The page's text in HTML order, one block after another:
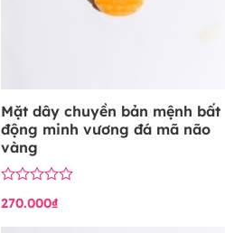
Mặt dây chuyền bản mệnh bất
động minh vương đá mã não
vàng
Được
xếp
hạng
270.000₫